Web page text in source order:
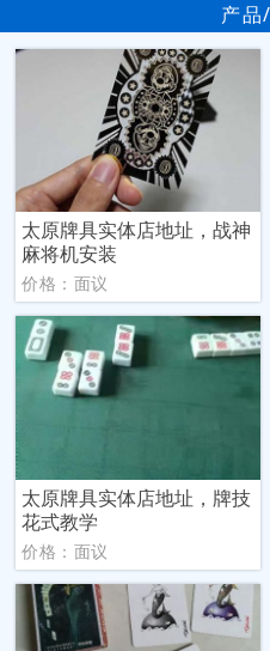
产品
太原牌具实体店地址，战神
麻将机安装
价格：面议
太原牌具实体店地址，牌技
花式教学
价格：面议